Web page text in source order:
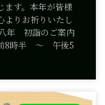
ます。本年が皆様
よりお祈りいたし
年 初詣のご案内
8時半 ～ 午後5